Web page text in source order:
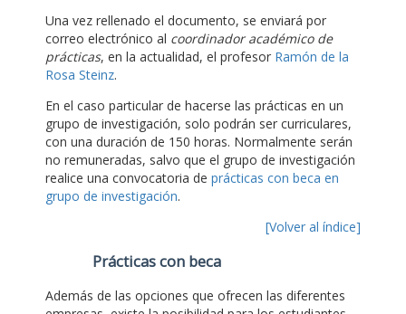
Una vez rellenado el documento, se enviará por
correo electrónico al coordinador académico de
prácticas, en la actualidad, el profesor Ramón de la
Rosa Steinz.
En el caso particular de hacerse las prácticas en un
grupo de investigación, solo podrán ser curriculares,
con una duración de 150 horas. Normalmente serán
no remuneradas, salvo que el grupo de investigación
realice una convocatoria de prácticas con beca en
grupo de investigación.
[Volver al índice]
Prácticas con beca
Además de las opciones que ofrecen las diferentes